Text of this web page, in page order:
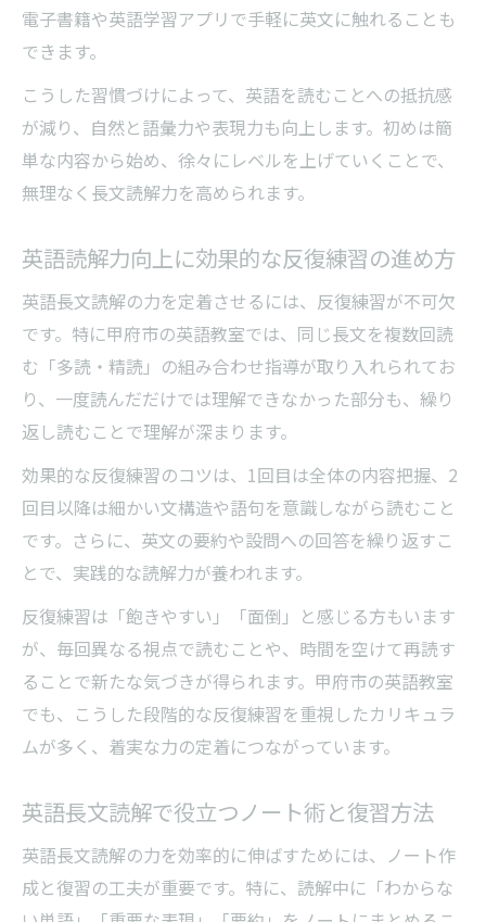
電子書籍や英語学習アプリで手軽に英文に触れることも
できます。
こうした習慣づけによって、英語を読むことへの抵抗感
が減り、自然と語彙力や表現力も向上します。初めは簡
単な内容から始め、徐々にレベルを上げていくことで、
無理なく長文読解力を高められます。
英語読解力向上に効果的な反復練習の進め方
英語長文読解の力を定着させるには、反復練習が不可欠
です。特に甲府市の英語教室では、同じ長文を複数回読
む「多読・精読」の組み合わせ指導が取り入れられてお
り、一度読んだだけでは理解できなかった部分も、繰り
返し読むことで理解が深まります。
効果的な反復練習のコツは、1回目は全体の内容把握、2
回目以降は細かい文構造や語句を意識しながら読むこと
です。さらに、英文の要約や設問への回答を繰り返すこ
とで、実践的な読解力が養われます。
反復練習は「飽きやすい」「面倒」と感じる方もいます
が、毎回異なる視点で読むことや、時間を空けて再読す
ることで新たな気づきが得られます。甲府市の英語教室
でも、こうした段階的な反復練習を重視したカリキュラ
ムが多く、着実な力の定着につながっています。
英語長文読解で役立つノート術と復習方法
英語長文読解の力を効率的に伸ばすためには、ノート作
成と復習の工夫が重要です。特に、読解中に「わからな